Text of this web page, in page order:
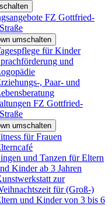
FZ Gottfried-
umschalten
für Kinder
und
, Paar- und
FZ Gottfried-
umschalten
für Frauen
und Tanzen für Eltern
Kinder ab 3 Jahren
zur
für (Groß-)
und Kinder von 3 bis 6